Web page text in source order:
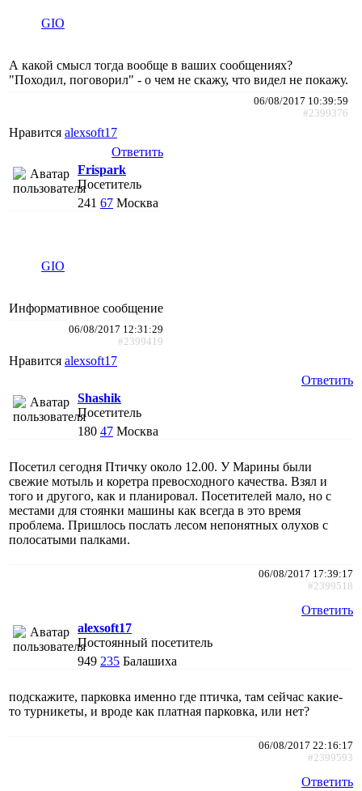
GIO
А какой смысл тогда вообще в ваших сообщениях?
"Походил, поговорил" - о чем не скажу, что видел не покажу.
06/08/2017 10:39:59
#2399376
Нравится alexsoft17
Ответить
Frispark
Посетитель
241 67 Москва
GIO
Информативное сообщение
06/08/2017 12:31:29
#2399419
Нравится alexsoft17
Ответить
Shashik
Посетитель
180 47 Москва
Посетил сегодня Птичку около 12.00. У Марины были
свежие мотыль и коретра превосходного качества. Взял и
того и другого, как и планировал. Посетителей мало, но с
местами для стоянки машины как всегда в это время
проблема. Пришлось послать лесом непонятных олухов с
полосатыми палками.
06/08/2017 17:39:17
#2399518
Ответить
alexsoft17
Постоянный посетитель
949 235 Балашиха
подскажите, парковка именно где птичка, там сейчас какие-
то турникеты, и вроде как платная парковка, или нет?
06/08/2017 22:16:17
#2399593
Ответить